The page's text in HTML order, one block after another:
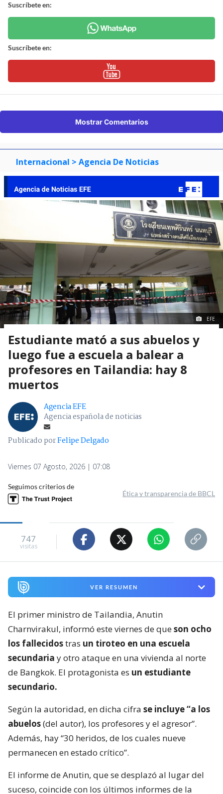
Suscríbete en:
Suscríbete en:
Mostrar Comentarios
Internacional > Agencia De Noticias
EFE
Estudiante mató a sus abuelos y
luego fue a escuela a balear a
profesores en Tailandia: hay 8
muertos
Agencia EFE
Agencia española de noticias
Publicado porFelipe Delgado
Viernes 07 Agosto, 2026 | 07:08
Seguimos criterios de
Ética y transparencia de BBCL
747
visitas
VER RESUMEN
El primer ministro de Tailandia, Anutin
Charnvirakul, informó este viernes de queson ocho
los fallecidostras un tiroteo en una escuela
secundaria y otro ataque en una vivienda al norte
de Bangkok. El protagonista es un estudiante
secundario.
Según la autoridad, en dicha cifra se incluye “a los
abuelos(del autor), los profesores y el agresor”.
Además, hay “30 heridos, de los cuales nueve
permanecen en estado crítico”.
El informe de Anutin, que se desplazó al lugar del
suceso, coincide con los últimos informes de la